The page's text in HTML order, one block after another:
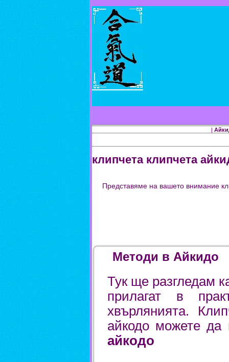
|
клипчета клипчета
Представяме на вашето внимание
Методи в Айкидо
Тук ще разгледам
прилагат в
хвърлянията.
айкодо можете
айкодо